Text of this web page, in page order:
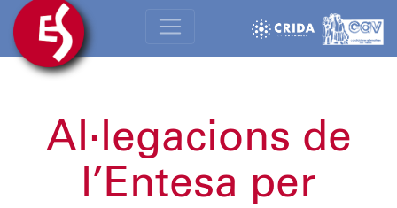
Al·legacions de
l’Entesa per